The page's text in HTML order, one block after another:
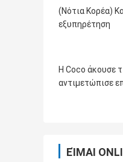
(Νότια Κορέα)
εξυπηρέτηση
Η Coco άκουσε
αντιμετώπισε
ΕΊΜΑΙ